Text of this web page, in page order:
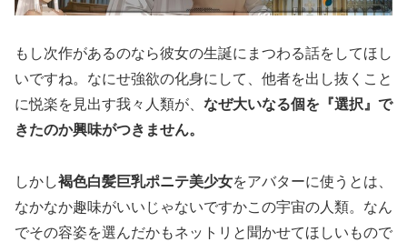
もし次作があるのなら彼女の生誕にまつわる話をしてほし
いですね。なにせ強欲の化身にして、他者を出し抜くこと
に悦楽を見出す我々人類が、 なぜ大いなる個を『選択』で
きたのか興味がつきません。
しかし褐色白髪巨乳ポニテ美少女をアバターに使うとは、
なかなか趣味がいいじゃないですかこの宇宙の人類。なん
でその容姿を選んだかもネットリと聞かせてほしいもので